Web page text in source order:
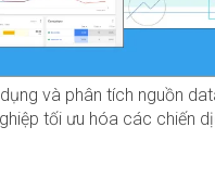
và phân tích nguồn
tối ưu hóa các chiến